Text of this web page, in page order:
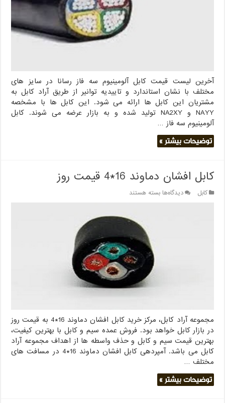
آخرین لیست قیمت کابل آلومینیوم سه فاز رسانا در سایز های
مختلف با نشان استاندارد و تاییدیه توانیر از طریق آراد کابل به
مشتریان این کابل ها ارائه می شود. این کابل ها با مشخصه
NAYY و NA2XY تولید شده و به بازار عرضه می شوند. کابل
آلومینیوم سه فاز …
توضیحات بیشتر »
کابل افشان دماوند 16*4 قیمت روز
کابل دیدگاه‌هابرای
قیمت
بسته هستند
مجموعه آراد کابل، مرکز خرید کابل افشان دماوند 16*4 به قیمت روز
در بازار کابل خواهد بود. فروش عمده سیم و کابل با بهترین کیفیت،
بهترین قیمت سیم و کابل و حذف واسطه ها از اهداف مجموعه آراد
کابل می باشد. آمپردهی کابل افشان دماوند 16*4 در مسافت های
مختلف …
توضیحات بیشتر »